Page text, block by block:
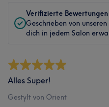
Verifizierte Bewertungen
Geschrieben von
dich in jedem Salon
Alles Super!
Gestylt von Orient